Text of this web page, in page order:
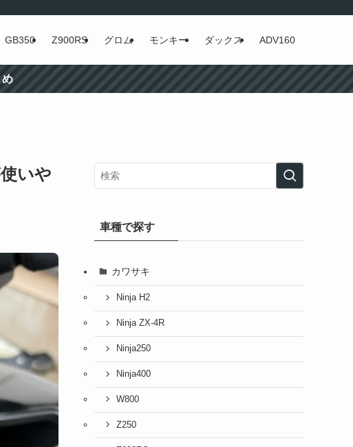
GB350 Z900RS グロム モンキー ダックス ADV160
め
いや
車種で探す
カワサキ
Ninja H2
Ninja ZX-4R
Ninja250
Ninja400
W800
Z250